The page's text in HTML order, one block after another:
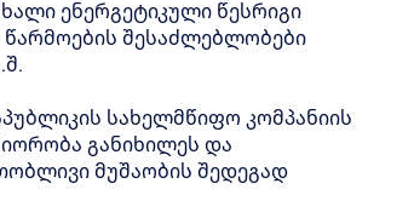
ენერგეტიკული წესრიგი
შესაძლებლობები
სახელმწიფო კომპანიის
განიხილეს და
მუშაობის შედეგად